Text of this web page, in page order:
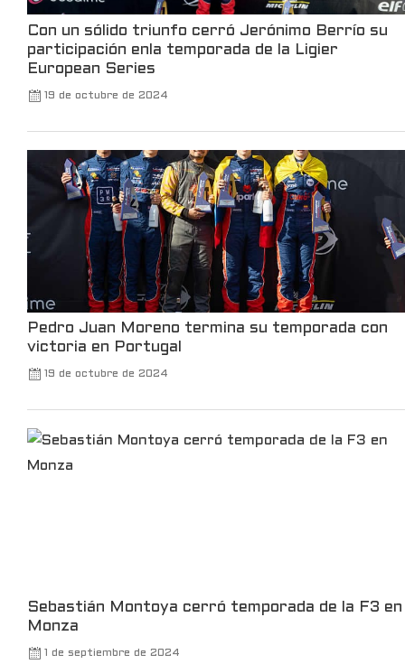
Leer más
Con un sólido triunfo cerró Jerónimo Berrío su
participación enla temporada de la Ligier
European Series
19 de octubre de 2024
Pedro Juan Moreno termina su temporada con
victoria en Portugal
19 de octubre de 2024
Sebastián Montoya cerró temporada de la F3 en
Monza
1 de septiembre de 2024